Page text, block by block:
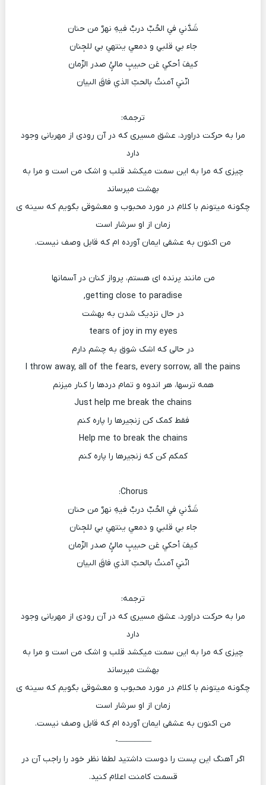
شَدَّني في الحُبِّ دربٌ فیهِ نهرٌ من حنان
جاء بي قلبي و دمعي ینتهي بي للجِنان
کیفَ أحکي عَن حبیبٍ مالئٍ صدر الزّمان
انّني آمنتُ بالحبّ الذي فاقَ البیان
ترجمه:
مرا به حرکت دراورد، عشق مسیری که در آن رودی از مهربانی وجود
دارد
چیزی که مرا به این سمت میکشد قلب و اشک من است و مرا به
بهشت میرساند
چگونه میتونم با کلام در مورد محبوب و معشوقی بگویم که سینه ی
زمان از او سرشار است
من اکنون به عشقی ایمان آورده ام که قابل وصف نیست.
من مانند پرنده ای هستم، پرواز کنان در آسمانها
getting close to paradise,
در حال نزدیک شدن به بهشت
tears of joy in my eyes
در حالی که اشک شوق به چشم دارم
I throw away, all of the fears, every sorrow, all the pains
همه ترسها، هر اندوه و تمام دردها را کنار میزنم
Just help me break the chains
فقط کمک کن زنجیرها را پاره کنم
Help me to break the chains
کمکم کن که زنجیرها را پاره کنم
Chorus:
شَدَّني في الحُبِّ دربٌ فیهِ نهرٌ من حنان
جاء بي قلبي و دمعي ینتهي بي للجِنان
کیفَ أحکي عَن حبیبٍ مالئٍ صدر الزّمان
انّني آمنتُ بالحبّ الذي فاقَ البیان
ترجمه:
مرا به حرکت دراورد، عشق مسیری که در آن رودی از مهربانی وجود
دارد
چیزی که مرا به این سمت میکشد قلب و اشک من است و مرا به
بهشت میرساند
چگونه میتونم با کلام در مورد محبوب و معشوقی بگویم که سینه ی
زمان از او سرشار است
من اکنون به عشقی ایمان آورده ام که قابل وصف نیست.
————-
اگر آهنگ این پست را دوست داشتید لطفا نظر خود را راجب آن در
قسمت کامنت اعلام کنید.